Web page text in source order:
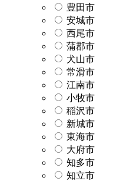
豊田市
安城市
西尾市
蒲郡市
犬山市
常滑市
江南市
小牧市
稲沢市
新城市
東海市
大府市
知多市
知立市